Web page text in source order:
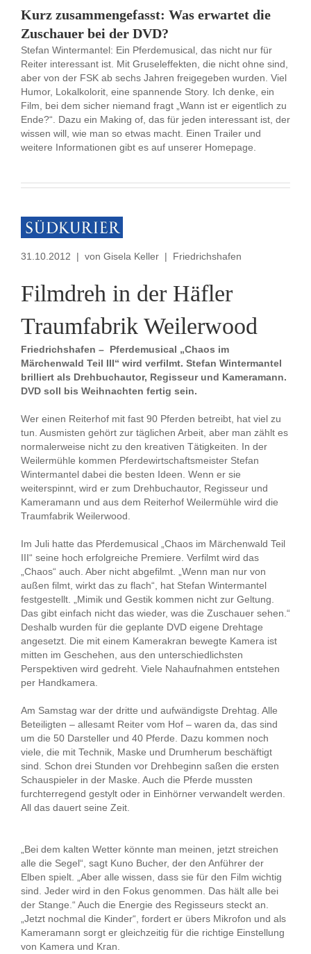
Kurz zusammengefasst: Was erwartet die
Zuschauer bei der DVD?
Stefan Wintermantel: Ein Pferdemusical, das nicht nur für
Reiter interessant ist. Mit Gruseleffekten, die nicht ohne sind,
aber von der FSK ab sechs Jahren freigegeben wurden. Viel
Humor, Lokalkolorit, eine spannende Story. Ich denke, ein
Film, bei dem sicher niemand fragt „Wann ist er eigentlich zu
Ende?“. Dazu ein Making of, das für jeden interessant ist, der
wissen will, wie man so etwas macht. Einen Trailer und
weitere Informationen gibt es auf unserer Homepage.
31.10.2012 | von Gisela Keller | Friedrichshafen
Filmdreh in der Häfler
Traumfabrik Weilerwood
Friedrichshafen – Pferdemusical „Chaos im
Märchenwald Teil III“ wird verfilmt. Stefan Wintermantel
brilliert als Drehbuchautor, Regisseur und Kameramann.
DVD soll bis Weihnachten fertig sein.
Wer einen Reiterhof mit fast 90 Pferden betreibt, hat viel zu
tun. Ausmisten gehört zur täglichen Arbeit, aber man zählt es
normalerweise nicht zu den kreativen Tätigkeiten. In der
Weilermühle kommen Pferdewirtschaftsmeister Stefan
Wintermantel dabei die besten Ideen. Wenn er sie
weiterspinnt, wird er zum Drehbuchautor, Regisseur und
Kameramann und aus dem Reiterhof Weilermühle wird die
Traumfabrik Weilerwood.
Im Juli hatte das Pferdemusical „Chaos im Märchenwald Teil
III“ seine hoch erfolgreiche Premiere. Verfilmt wird das
„Chaos“ auch. Aber nicht abgefilmt. „Wenn man nur von
außen filmt, wirkt das zu flach“, hat Stefan Wintermantel
festgestellt. „Mimik und Gestik kommen nicht zur Geltung.
Das gibt einfach nicht das wieder, was die Zuschauer sehen.“
Deshalb wurden für die geplante DVD eigene Drehtage
angesetzt. Die mit einem Kamerakran bewegte Kamera ist
mitten im Geschehen, aus den unterschiedlichsten
Perspektiven wird gedreht. Viele Nahaufnahmen entstehen
per Handkamera.
Am Samstag war der dritte und aufwändigste Drehtag. Alle
Beteiligten – allesamt Reiter vom Hof – waren da, das sind
um die 50 Darsteller und 40 Pferde. Dazu kommen noch
viele, die mit Technik, Maske und Drumherum beschäftigt
sind. Schon drei Stunden vor Drehbeginn saßen die ersten
Schauspieler in der Maske. Auch die Pferde mussten
furchterregend gestylt oder in Einhörner verwandelt werden.
All das dauert seine Zeit.
„Bei dem kalten Wetter könnte man meinen, jetzt streichen
alle die Segel“, sagt Kuno Bucher, der den Anführer der
Elben spielt. „Aber alle wissen, dass sie für den Film wichtig
sind. Jeder wird in den Fokus genommen. Das hält alle bei
der Stange.“ Auch die Energie des Regisseurs steckt an.
„Jetzt nochmal die Kinder“, fordert er übers Mikrofon und als
Kameramann sorgt er gleichzeitig für die richtige Einstellung
von Kamera und Kran.